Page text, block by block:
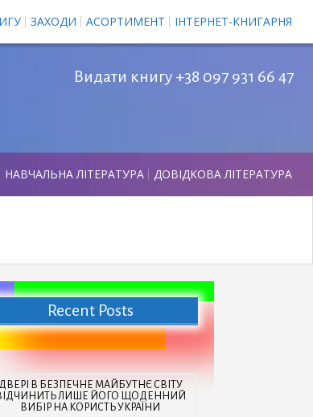
ЗАХОДИ АСОРТИМЕНТ ІНТЕРНЕТ-КНИГАРНЯ
Видати книгу +38 097 931 66 47
НАВЧАЛЬНА ЛІТЕРАТУРА ДОВІДКОВА ЛІТЕРАТУРА
Recent Posts
ДВЕРІ В БЕЗПЕЧНЕ МАЙБУТНЄ СВІТУ
ЛИШЕ ЙОГО ЩОДЕННИЙ
ВИБІР НА КОРИСТЬ УКРАЇНИ